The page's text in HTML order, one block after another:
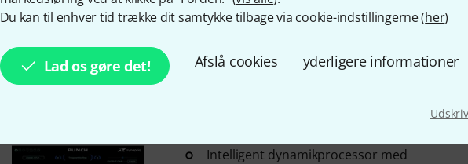
Du kan til enhver tid trække dit samtykke tilbage via cookie-indstillingerne (her)
Lad os gøre det! Afslå cookies yderligere informationer
Udskriv
den overordnede frekvensgang
Minimal fasefiltrering for uændret lyd
Download-licens
Intelligent dynamikprocessor med